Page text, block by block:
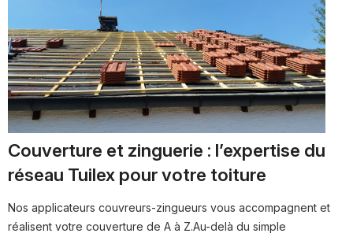
Couverture et zinguerie : l’expertise du
réseau Tuilex pour votre toiture
Nos applicateurs couvreurs-zingueurs vous accompagnent et
réalisent votre couverture de A à Z.Au-delà du simple